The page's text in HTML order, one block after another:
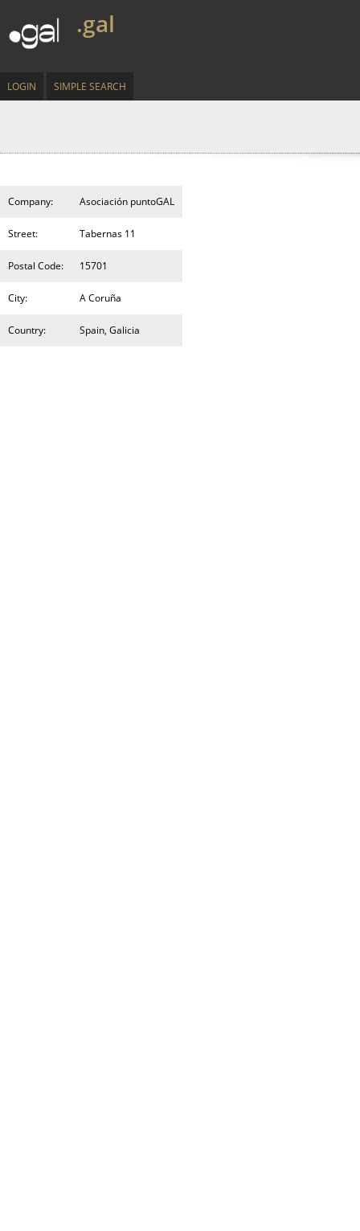
.gal
LOGIN SIMPLE SEARCH
Company: Asociación puntoGAL
Street: Tabernas 11
Postal Code: 15701
City: A Coruña
Country: Spain, Galicia